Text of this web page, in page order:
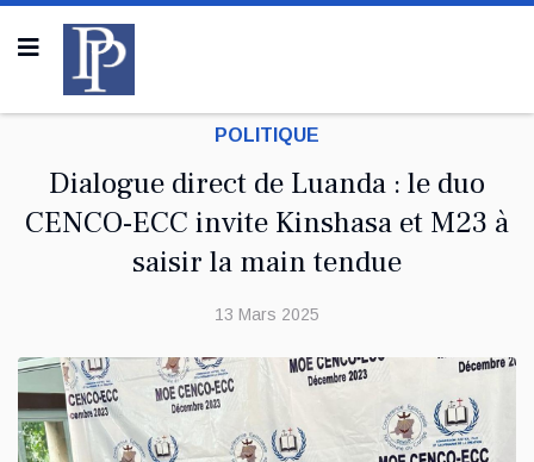
POLITIQUE
Dialogue direct de Luanda : le duo
CENCO-ECC invite Kinshasa et M23 à
saisir la main tendue
13 Mars 2025